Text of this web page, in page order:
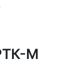
М